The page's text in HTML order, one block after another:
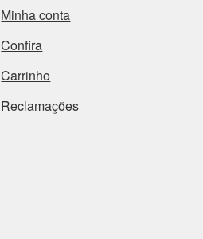
Minha conta
Confira
Carrinho
Reclamações